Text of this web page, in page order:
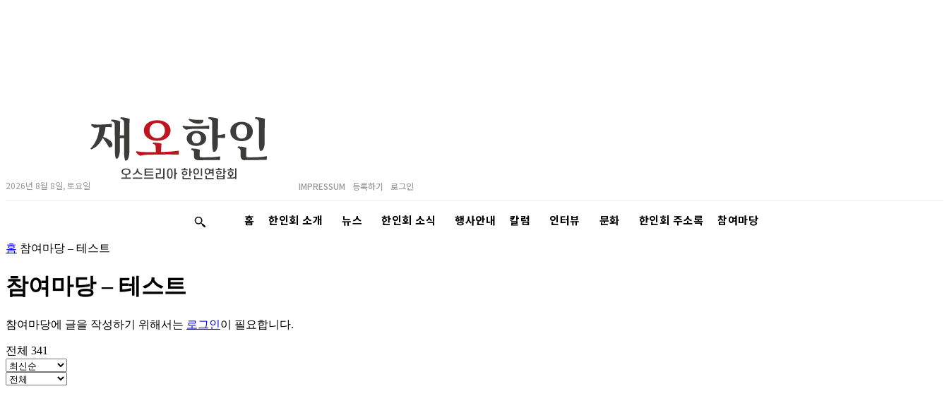
2026년 8월 8일, 토요일 IMPRESSUM 등록하기 로그인
홈 한인회 소개 뉴스 한인회 소식 행사안내 칼럼 인터뷰 문화 한인회 주소록 참여마당
홈 참여마당 – 테스트
참여마당 – 테스트
참여마당에 글을 작성하기 위해서는 로그인이 필요합니다.
전체 341